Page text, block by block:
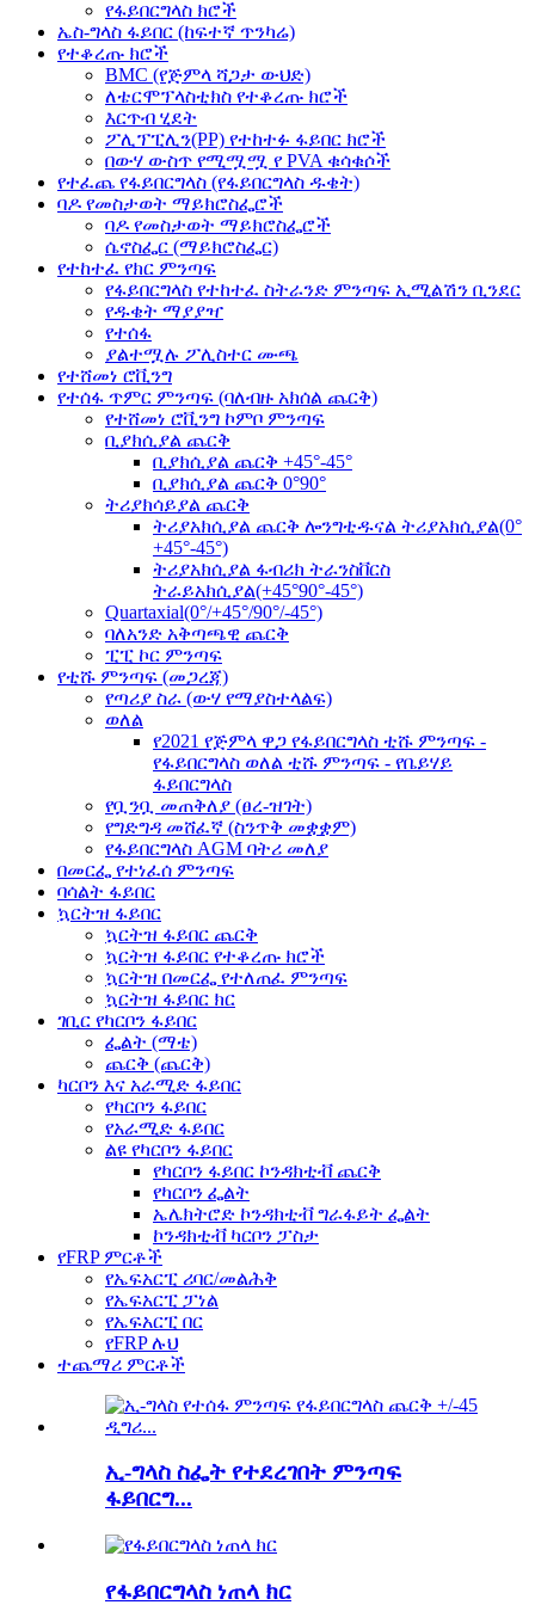
የፋይበርግላስ ክሮች
ኤስ-ግላስ ፋይበር (ከፍተኛ ጥንካሬ)
የተቆረጡ ክሮች
BMC (የጅምላ ሻጋታ ውህድ)
ለቴርሞፕላስቲክስ የተቆረጡ ክሮች
እርጥብ ሂደት
ፖሊፕፒሊን(PP) የተከተፉ ፋይበር ክሮች
በውሃ ውስጥ የሚሟሟ የ PVA ቁሳቁሶች
የተፈጨ የፋይበርግላስ (የፋይበርግላስ ዱቄት)
ባዶ የመስታወት ማይክሮስፌሮች
ባዶ የመስታወት ማይክሮስፌሮች
ሴኖስፌር (ማይክሮስፌር)
የተከተፈ የክር ምንጣፍ
የፋይበርግላስ የተከተፈ ስትራንድ ምንጣፍ ኢሚልሽን ቢንደር
የዱቄት ማያያዣ
የተሰፋ
ያልተሟሉ ፖሊስተር ሙጫ
የተሸመነ ሮቪንግ
የተሰፋ ጥምር ምንጣፍ (ባለብዙ አክሰል ጨርቅ)
የተሸመነ ሮቪንግ ኮምቦ ምንጣፍ
ቢያክሲያል ጨርቅ
ቢያክሲያል ጨርቅ +45°-45°
ቢያክሲያል ጨርቅ 0°90°
ትሪያክሳይያል ጨርቅ
ትሪያአክሲያል ጨርቅ ሎንግቲዱናል ትሪያአክሲያል(0°
+45°-45°)
ትሪያአክሲያል ፋብሪክ ትራንስቨርስ
ትራይአክሲያል(+45°90°-45°)
Quartaxial(0°/+45°/90°/-45°)
ባለአንድ አቅጣጫዊ ጨርቅ
ፒፒ ኮር ምንጣፍ
የቲሹ ምንጣፍ (መጋረጃ)
የጣሪያ ስራ (ውሃ የማያስተላልፍ)
ወለል
የ2021 የጅምላ ዋጋ የፋይበርግላስ ቲሹ ምንጣፍ -
የፋይበርግላስ ወለል ቲሹ ምንጣፍ - የቤይሃይ
ፋይበርግላስ
የቧንቧ መጠቅለያ (ፀረ-ዝገት)
የግድግዳ መሸፈኛ (ስንጥቅ መቋቋም)
የፋይበርግላስ AGM ባትሪ መለያ
በመርፌ የተነፈሰ ምንጣፍ
ባሳልት ፋይበር
ኳርትዝ ፋይበር
ኳርትዝ ፋይበር ጨርቅ
ኳርትዝ ፋይበር የተቆረጡ ክሮች
ኳርትዝ በመርፌ የተለጠፈ ምንጣፍ
ኳርትዝ ፋይበር ክር
ገቢር የካርቦን ፋይበር
ፌልት (ማቴ)
ጨርቅ (ጨርቅ)
ካርቦን እና አራሚድ ፋይበር
የካርቦን ፋይበር
የአራሚድ ፋይበር
ልዩ የካርቦን ፋይበር
የካርቦን ፋይበር ኮንዳክቲቭ ጨርቅ
የካርቦን ፌልት
ኤሌክትሮድ ኮንዳክቲቭ ግራፋይት ፌልት
ኮንዳክቲቭ ካርቦን ፓስታ
የFRP ምርቶች
የኤፍአርፒ ሪባር/መልሕቅ
የኤፍአርፒ ፓነል
የኤፍአርፒ በር
የFRP ሉህ
ተጨማሪ ምርቶች
ኢ-ግላስ ስፌት የተደረገበት ምንጣፍ
ፋይበርግ...
የፋይበርግላስ ነጠላ ክር